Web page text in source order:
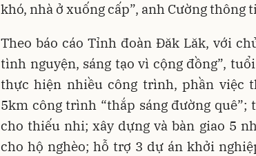
khó, nhà ở xuống cấp”, anh Cường thông
Theo báo cáo Tỉnh đoàn Đăk Lăk, với
tình nguyện, sáng tạo vì cộng đồng”,
thực hiện nhiều công trình, phần việc
5km công trình “thắp sáng đường
cho thiếu nhi; xây dựng và bàn giao 5
cho hộ nghèo; hỗ trợ 3 dự án khởi